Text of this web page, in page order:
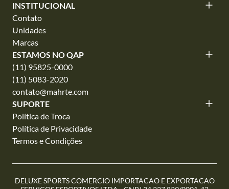
INSTITUCIONAL
Contato
Unidades
Marcas
ESTAMOS NO QAP
(11) 95825-0000
(11) 5083-2020
contato@mahrte.com
SUPORTE
Política de Troca
Política de Privacidade
Termos e Condições
DELUXE SPORTS COMERCIO IMPORTACAO E EXPORTACAO